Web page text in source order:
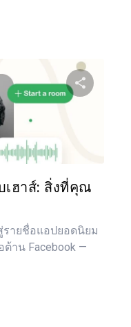
เฮาส์: สิ่งที่คุณ
ายชื่อแอปยอดนิยม
าน Facebook —